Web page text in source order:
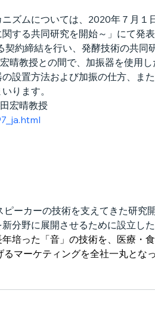
ズムについては、2020年７月
する共同研究を開始～」にて発
約締結を行い、発酵技術の共同
晴教授との間で、加振器を使用
設置方法および加振の仕方、ま
ります。
宏晴教授
ーカーの技術を支えてきた研究
分野に展開させるために設立した
培った「音」の技術を、医療・
マーケティングを全社一丸とな